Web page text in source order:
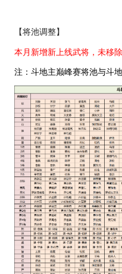
【将池调整】
本月新增新上线武将，未移除
注：斗地主巅峰赛将池与斗